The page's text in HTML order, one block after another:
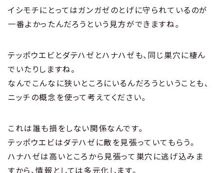
イシモチにとってはガンガゼのとげに守られているのが
一番よかったんだろうという見方ができますね。
テッポウエビとダテハゼとハナハゼも、同じ巣穴に棲ん
でいたりしますね。
なんでこんなに狭いところにいるんだろうということも、
ニッチの概念を使って考えてください。
これは誰も損をしない関係なんです。
テッポウエビはダテハゼに敵を見張っていてもらう。
ハナハゼは高いところから見張って巣穴に逃げ込みま
すから、情報としては多元化します。